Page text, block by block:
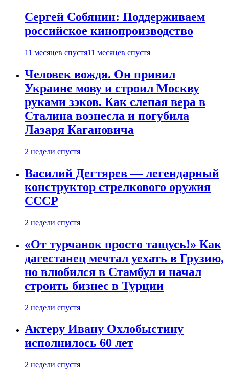
Сергей Собянин: Поддерживаем
российское кинопроизводство
11 месяцев спустя11 месяцев спустя
Человек вождя. Он привил
Украине мову и строил Москву
руками зэков. Как слепая вера в
Сталина вознесла и погубила
Лазаря Кагановича
2 недели спустя
Василий Дегтярев — легендарный
конструктор стрелкового оружия
СССР
2 недели спустя
«От турчанок просто тащусь!» Как
дагестанец мечтал уехать в Грузию,
но влюбился в Стамбул и начал
строить бизнес в Турции
2 недели спустя
Актеру Ивану Охлобыстину
исполнилось 60 лет
2 недели спустя